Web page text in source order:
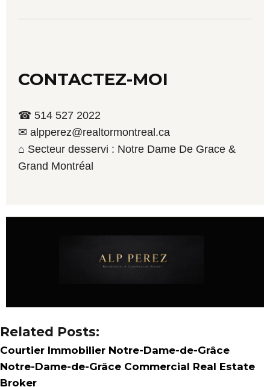
CONTACTEZ-MOI
☎ 514 527 2022
✉ alpperez@realtormontreal.ca
⌂ Secteur desservi : Notre Dame De Grace &
Grand Montréal
Related Posts:
Courtier Immobilier Notre-Dame-de-Grâce
Notre-Dame-de-Grâce Commercial Real Estate
Broker